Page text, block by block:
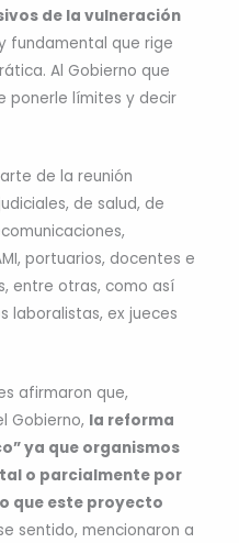
de la vulneración
fundamental que rige
Al Gobierno que
ponerle límites y decir
de la reunión
de salud, de
portuarios, docentes e
entre otras, como así
laboralistas, ex jueces
afirmaron que,
Gobierno, la reforma
ya que organismos
o parcialmente por
que este proyecto
sentido, mencionaron a